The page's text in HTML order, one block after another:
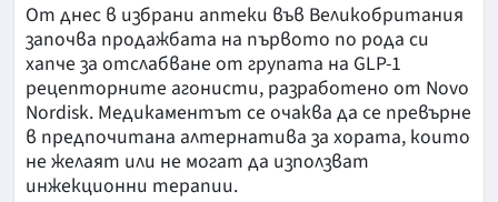
От днес в избрани аптеки във Великобритания
започва продажбата на първото по рода си
хапче за отслабване от групата на GLP-1
рецепторните агонисти, разработено от Novo
Nordisk. Медикаментът се очаква да се превърне
в предпочитана алтернатива за хората, които
не желаят или не могат да използват
инжекционни терапии.